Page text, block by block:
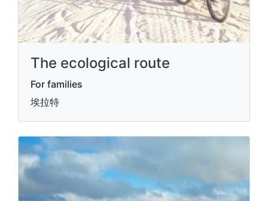
The ecological route
For families
埃拉特